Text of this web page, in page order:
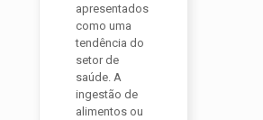
apresentados
como uma
tendência do
setor de
saúde. A
ingestão de
alimentos ou